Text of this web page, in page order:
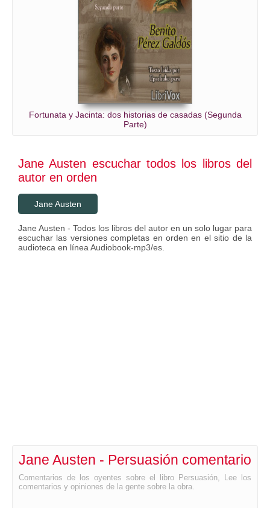
Fortunata y Jacinta: dos historias de casadas (Segunda
Parte)
Jane Austen escuchar todos los libros del
autor en orden
Jane Austen
Jane Austen - Todos los libros del autor en un solo lugar para
escuchar las versiones completas en orden en el sitio de la
audioteca en línea Audiobook-mp3/es.
Jane Austen - Persuasión comentario
Comentarios de los oyentes sobre el libro Persuasión, Lee los
comentarios y opiniones de la gente sobre la obra.